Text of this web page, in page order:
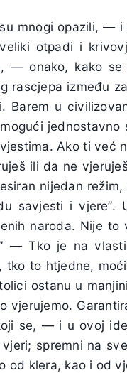
mnogi opazili, — i
otpadi i
— onako, kako
rascjepa između
Barem u
Ako ti već
ili da ne
nijedan
savjesti i
naroda. Nije to
— Tko je na
tko to htjedne,
ostanu u
vjerujemo.
se, — i u ovoj
spremni na
od klera, kao i od